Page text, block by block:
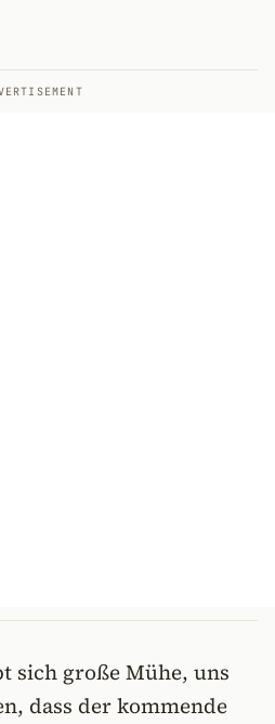
sich große Mühe, uns
dass der kommende